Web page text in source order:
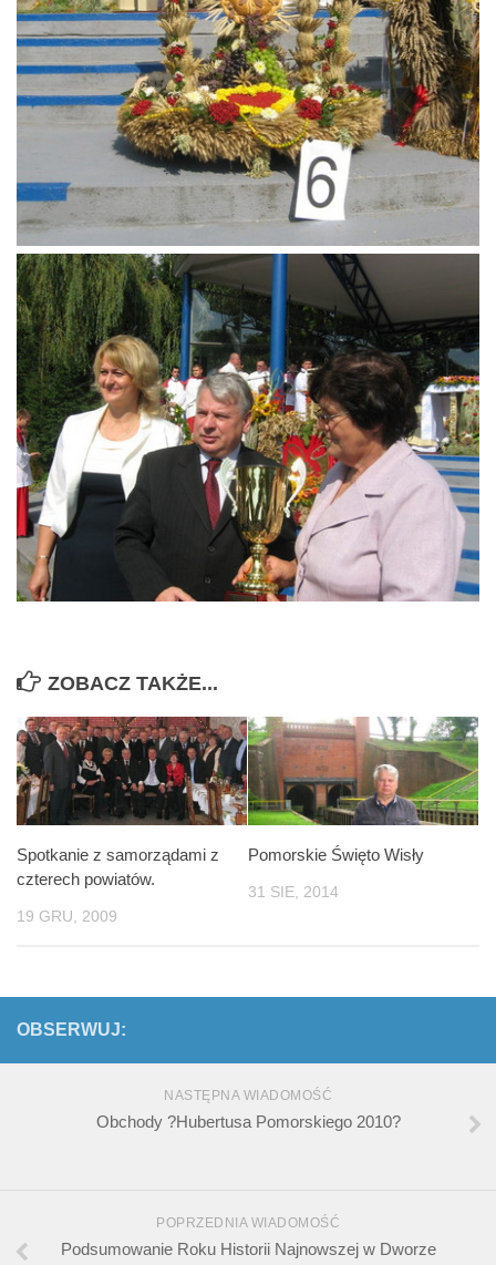
ZOBACZ TAKŻE...
Spotkanie z samorządami z
czterech powiatów.
19 GRU, 2009
Pomorskie Święto Wisły
31 SIE, 2014
OBSERWUJ:
NASTĘPNA WIADOMOŚĆ
Obchody ?Hubertusa Pomorskiego 2010?
POPRZEDNIA WIADOMOŚĆ
Podsumowanie Roku Historii Najnowszej w Dworze